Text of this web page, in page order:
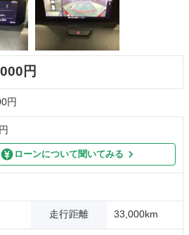
円
円
ローンについて聞いてみる
走行距離 33,000km